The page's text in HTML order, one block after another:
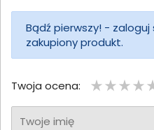
Bądź pierwszy! -
zakupiony produkt.
Twoja ocena:
Twoje imię